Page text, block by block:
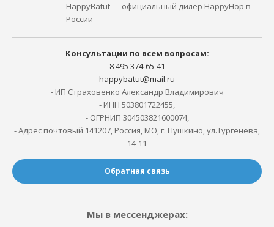
HappyBatut — официальный дилер HappyHop в
России
Консультации по всем вопросам:
8 495 374-65-41
happybatut@mail.ru
- ИП Страховенко Александр Владимирович
- ИНН 503801722455,
- ОГРНИП 304503821600074,
- Адрес почтовый 141207, Россия, МО, г. Пушкино, ул.Тургенева,
14-11
Обратная связь
Мы в мессенджерах: